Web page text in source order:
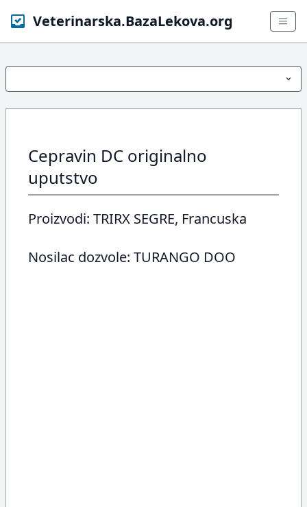
Veterinarska.BazaLekova.org
Cepravin DC originalno
uputstvo
Proizvodi: TRIRX SEGRE, Francuska
Nosilac dozvole: TURANGO DOO